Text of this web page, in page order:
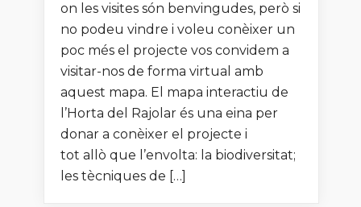
on les visites són benvingudes, però si
no podeu vindre i voleu conèixer un
poc més el projecte vos convidem a
visitar-nos de forma virtual amb
aquest mapa. El mapa interactiu de
l’Horta del Rajolar és una eina per
donar a conèixer el projecte i
tot allò que l’envolta: la biodiversitat;
les tècniques de […]